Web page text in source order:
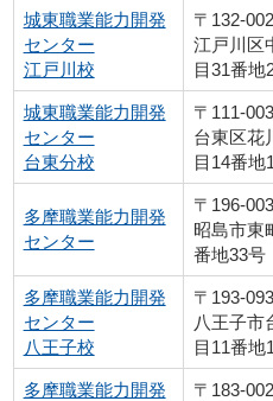
城東職業能力開発
センター
江戸川校
〒132-
江戸川区
目31番地
城東職業能力開発
センター
台東分校
〒111-
台東区花
目14番地
多摩職業能力開発
センター
〒196-
昭島市東
番地33号
多摩職業能力開発
センター
八王子校
〒193-
八王子市
目11番地
多摩職業能力開発
〒183-